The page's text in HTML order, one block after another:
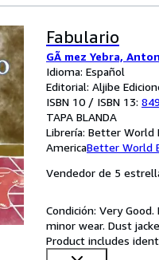
Fabulario
GÃ mez Yebra,
Idioma: Español
Editorial: Aljibe
ISBN 10 / ISBN 13:
TAPA BLANDA
Librería: Better World
AmericaBetter World
Vendedor de 5
Condición: Very
minor wear. Dust
Product includes